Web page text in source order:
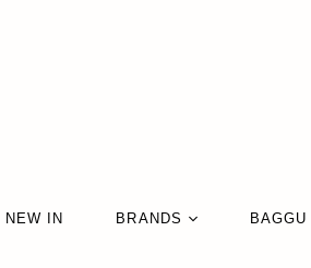
NEW IN BRANDS BAGGU